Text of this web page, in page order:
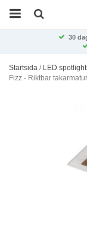
30
Startsida / LED
Fizz - Riktbar